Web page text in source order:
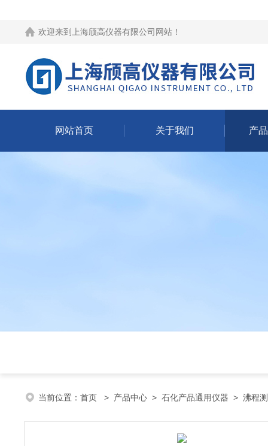
欢迎来到 上海颀高仪器有限公司网站 ！
网站首页 关于我们 产
当前位置： 首页 > 产品中心 > 石化产品通用仪器 > 沸程